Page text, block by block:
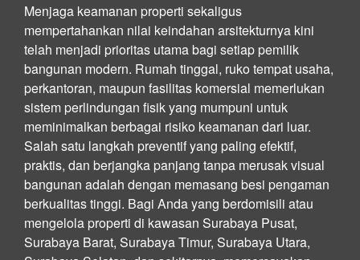
Menjaga keamanan properti sekaligus
mempertahankan nilai keindahan arsitekturnya kini
telah menjadi prioritas utama bagi setiap pemilik
bangunan modern. Rumah tinggal, ruko tempat usaha,
perkantoran, maupun fasilitas komersial memerlukan
sistem perlindungan fisik yang mumpuni untuk
meminimalkan berbagai risiko keamanan dari luar.
Salah satu langkah preventif yang paling efektif,
praktis, dan berjangka panjang tanpa merusak visual
bangunan adalah dengan memasang besi pengaman
berkualitas tinggi. Bagi Anda yang berdomisili atau
mengelola properti di kawasan Surabaya Pusat,
Surabaya Barat, Surabaya Timur, Surabaya Utara,